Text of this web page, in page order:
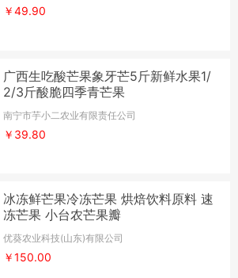
￥49.90
广西生吃酸芒果象牙芒5斤新鲜水果1/
2/3斤酸脆四季青芒果
南宁市芋小二农业有限责任公司
￥39.80
冰冻鲜芒果冷冻芒果 烘焙饮料原料 速
冻芒果 小台农芒果瓣
优葵农业科技(山东)有限公司
￥150.00